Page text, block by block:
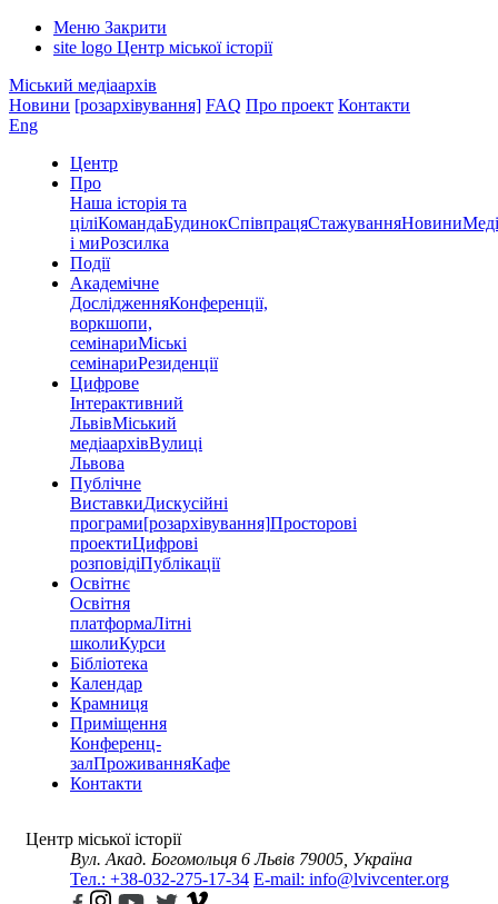
Меню Закрити
site logo Центр міської історії
Міський медіаархів
Новини [розархівування] FAQ Про проект Контакти
Eng
Центр
Про
Наша історія та
ціліКомандаБудинокСпівпрацяСтажуванняНовини
і миРозсилка
Події
Академічне
ДослідженняКонференції,
воркшопи,
семінариМіські
семінариРезиденції
Цифрове
Інтерактивний
ЛьвівМіський
медіаархівВулиці
Львова
Публічне
ВиставкиДискусійні
програми[розархівування]Просторові
проектиЦифрові
розповідіПублікації
Освітнє
Освітня
платформаЛітні
школиКурси
Бібліотека
Календар
Крамниця
Приміщення
Конференц-
залПроживанняКафе
Контакти
Центр міської історії
Вул. Акад. Богомольця 6 Львів 79005, Україна
Тел.: +38-032-275-17-34 E-mail: info@lvivcenter.org